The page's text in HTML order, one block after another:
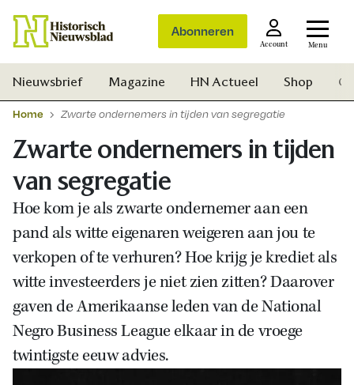
Abonneren
Account Menu
Zoek
Nieuwsbrief Magazine HN Actueel Shop
Home Zwarte ondernemers in tijden van segregatie
Zwarte ondernemers in tijden
van segregatie
Hoe kom je als zwarte ondernemer aan een
pand als witte eigenaren weigeren aan jou te
verkopen of te verhuren? Hoe krijg je krediet als
witte investeerders je niet zien zitten? Daarover
gaven de Amerikaanse leden van de National
Negro Business League elkaar in de vroege
twintigste eeuw advies.